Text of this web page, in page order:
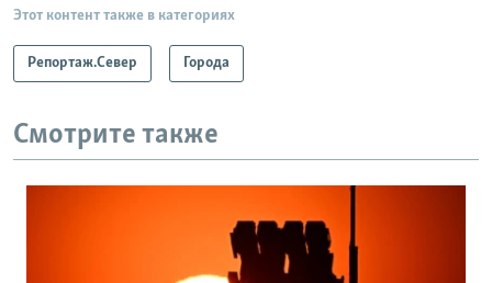
Этот контент также в категориях
Репортаж.Север Города
Смотрите также